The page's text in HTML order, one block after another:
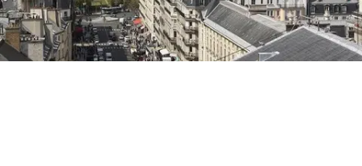
Bursa
Çanakkale